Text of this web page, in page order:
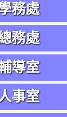
務處
務處
導室
事室